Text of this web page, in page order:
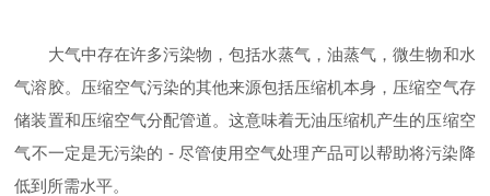
大气中存在许多污染物，包括水蒸气，油蒸气，微生物和水
气溶胶。压缩空气污染的其他来源包括压缩机本身，压缩空气存
储装置和压缩空气分配管道。这意味着无油压缩机产生的压缩空
气不一定是无污染的 - 尽管使用空气处理产品可以帮助将污染降
低到所需水平。